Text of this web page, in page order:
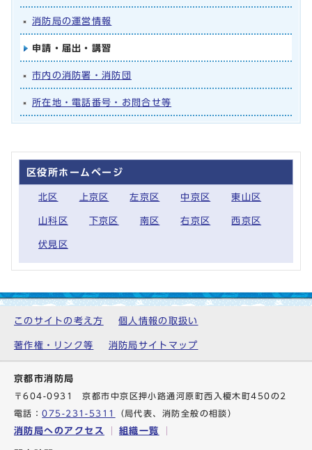
消防局の運営情報
申請・届出・講習
市内の消防署・消防団
所在地・電話番号・お問合せ等
区役所ホームページ
北区 上京区 左京区 中京区 東山区
山科区 下京区 南区 右京区 西京区
伏見区
このサイトの考え方 個人情報の取扱い
著作権・リンク等 消防局サイトマップ
京都市消防局
〒604-0931 京都市中京区押小路通河原町西入榎木町450の2
電話：075-231-5311 （局代表、消防全般の相談）
消防局へのアクセス 組織一覧